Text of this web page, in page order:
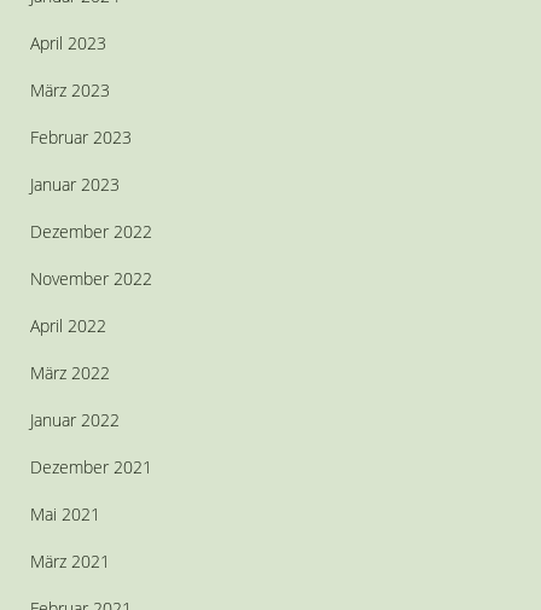
April 2023
März 2023
Februar 2023
Januar 2023
Dezember 2022
November 2022
April 2022
März 2022
Januar 2022
Dezember 2021
Mai 2021
März 2021